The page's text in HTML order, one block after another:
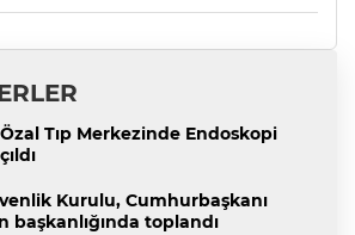
Tıp Merkezinde Endoskopi
Kurulu, Cumhurbaşkanı
başkanlığında toplandı